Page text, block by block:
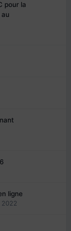
pour la
ligne